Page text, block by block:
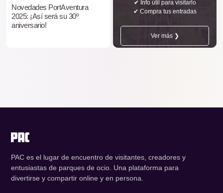
Novedades PortAventura
2025: ¡Así será su 30º
aniversario!
✔ Info útil para visitarlo
✔ Compra tus entradas
Ver más ❯
PAC es el lugar de encuentro de visitantes, creadores y
entusiastas de parques de ocio. Una plataforma para
divertirse y compartir online y en persona.